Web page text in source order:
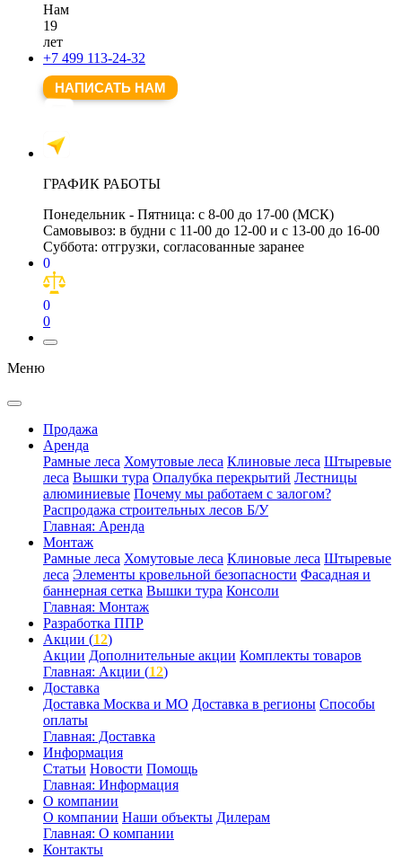
Нам
19
лет
+7 499 113-24-32
НАПИСАТЬ НАМ
ГРАФИК РАБОТЫ
Понедельник - Пятница: с 8-00 до 17-00 (МСК)
Самовывоз: в будни с 11-00 до 12-00 и с 13-00 до 16-00
Суббота: отгрузки, согласованные заранее
0
0
0
Меню
Продажа
Аренда
Рамные леса Хомутовые леса Клиновые леса Штыревые
леса Вышки тура Опалубка перекрытий Лестницы
алюминиевые Почему мы работаем с залогом?
Распродажа строительных лесов Б/У
Главная: Аренда
Монтаж
Рамные леса Хомутовые леса Клиновые леса Штыревые
леса Элементы кровельной безопасности Фасадная и
баннерная сетка Вышки тура Консоли
Главная: Монтаж
Разработка ППР
Акции (12)
Акции Дополнительные акции Комплекты товаров
Главная: Акции (12)
Доставка
Доставка Москва и МО Доставка в регионы Способы
оплаты
Главная: Доставка
Информация
Статьи Новости Помощь
Главная: Информация
О компании
О компании Наши объекты Дилерам
Главная: О компании
Контакты